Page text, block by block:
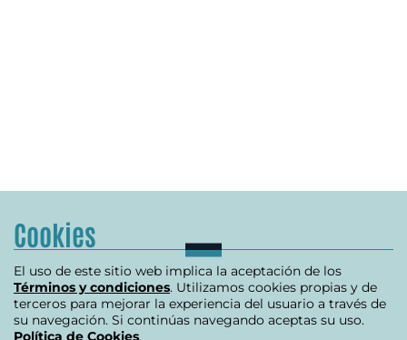
Cookies
El uso de este sitio web implica la aceptación de los
Términos y condiciones. Utilizamos cookies propias y de
terceros para mejorar la experiencia del usuario a través de
su navegación. Si continúas navegando aceptas su uso.
Política de Cookies.